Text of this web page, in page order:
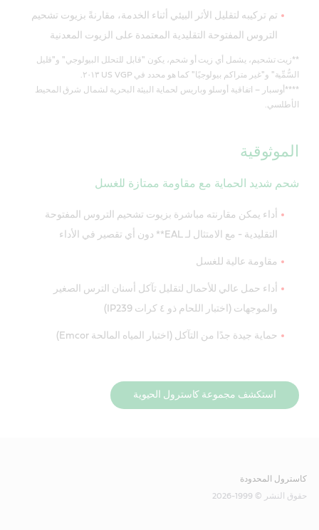
تم تركيبه لتقليل الأثر البيئي أثناء الخدمة، مقارنةً بزيوت تشحيم
التروس المفتوحة التقليدية المعتمدة على الزيوت المعدنية
**زيت تشحيم، يشمل أي زيت أو شحم، يكون "قابل للتحلل البيولوجي" و"قليل
السُّمِّية" و"غير متراكم بيولوجيًا" كما هو محدد في US VGP ٢٠١٣.
****أوسبار – اتفاقية أوسلو وباريس لحماية البيئة البحرية لشمال شرق المحيط
الأطلسي.
الموثوقية
شحم شديد الحماية مع مقاومة ممتازة للغسل
أداء يمكن مقارنته مباشرة بزيوت تشحيم التروس المفتوحة
التقليدية - مع الامتثال لـ EAL** دون أي تقصير في الأداء
مقاومة عالية للغسل
أداء حمل عالي للأحمال لتقليل تآكل أسنان الترس الصغير
والموجهات (اختبار اللحام ذو ٤ كرات IP239)
حماية جيدة جدًا من التآكل (اختبار المياه المالحة Emcor)
استكشف مجموعة كاسترول الحيوية
كاسترول المحدودة
حقوق النشر © 1999-2026